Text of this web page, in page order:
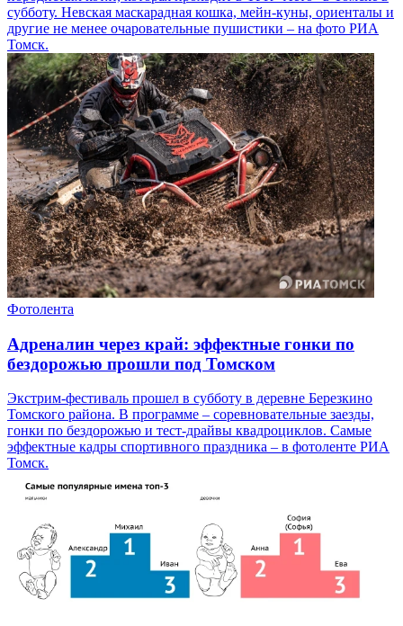
субботу. Невская маскарадная кошка, мейн-куны, ориенталы и
другие не менее очаровательные пушистики – на фото РИА
Томск.
Фотолента
Адреналин через край: эффектные гонки по
бездорожью прошли под Томском
Экстрим-фестиваль прошел в субботу в деревне Березкино
Томского района. В программе – соревновательные заезды,
гонки по бездорожью и тест-драйвы квадроциклов. Самые
эффектные кадры спортивного праздника – в фотоленте РИА
Томск.